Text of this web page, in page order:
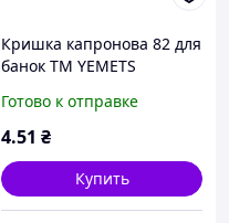
Кришка капронова 82 для
банок ТМ YEMETS
Готово к отправке
4.51 ₴
Купить